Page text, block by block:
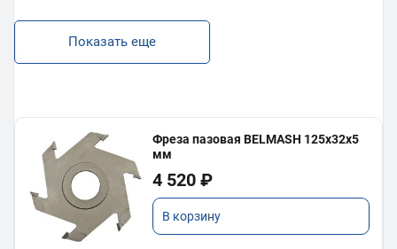
Показать еще
Фреза пазовая BELMASH 125х32х5
мм
4 520 ₽
В корзину